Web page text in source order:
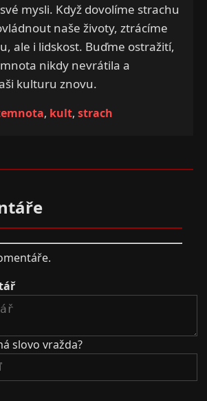
mysli. Když dovolíme strachu
naše životy, ztrácíme
ale i lidskost. Buďme ostražití,
nikdy nevrátila a
kulturu znovu.
, kult, strach
slovo vražda?